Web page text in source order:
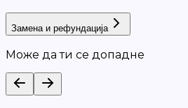
Замена и рефундација
Може да ти се допадне